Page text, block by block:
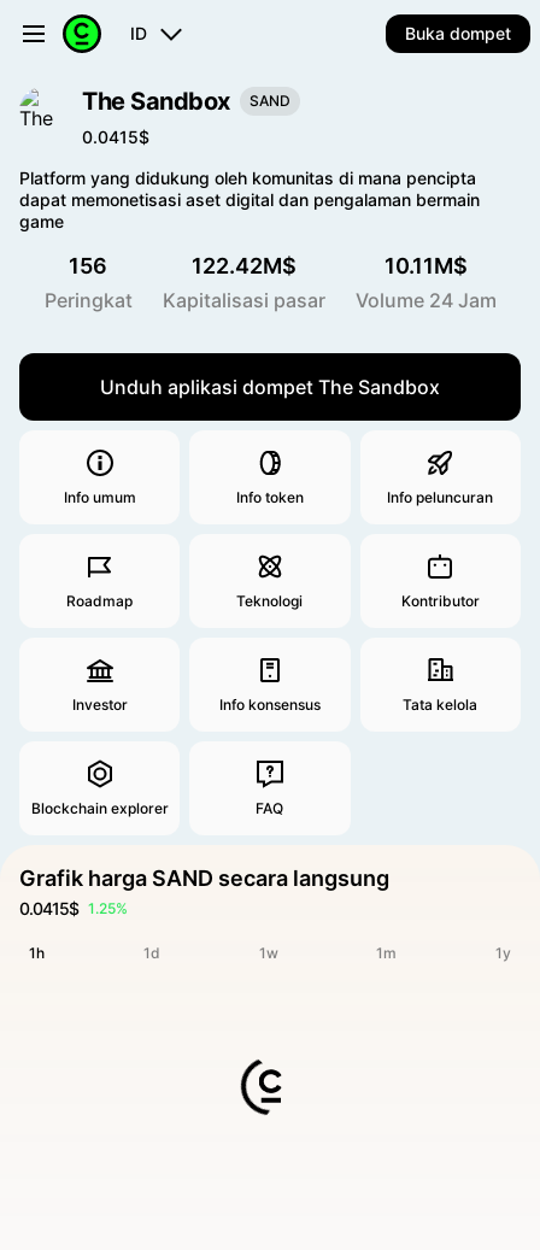
ID Buka dompet
The Sandbox SAND
0.0415$
Platform yang didukung oleh komunitas di mana pencipta
dapat memonetisasi aset digital dan pengalaman bermain
game
156
Peringkat
122.42M$
Kapitalisasi pasar
10.11M$
Volume 24 Jam
Unduh aplikasi dompet The Sandbox
Info umum Info token Info peluncuran
Roadmap Teknologi Kontributor
Investor Info konsensus Tata kelola
Blockchain explorer FAQ
Grafik harga SAND secara langsung
0.0415$ 1.25%
1h 1d 1w 1m 1y